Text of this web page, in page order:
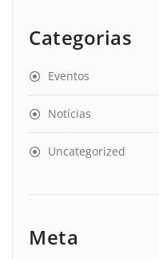
Categorias
Eventos
Notícias
Uncategorized
Meta